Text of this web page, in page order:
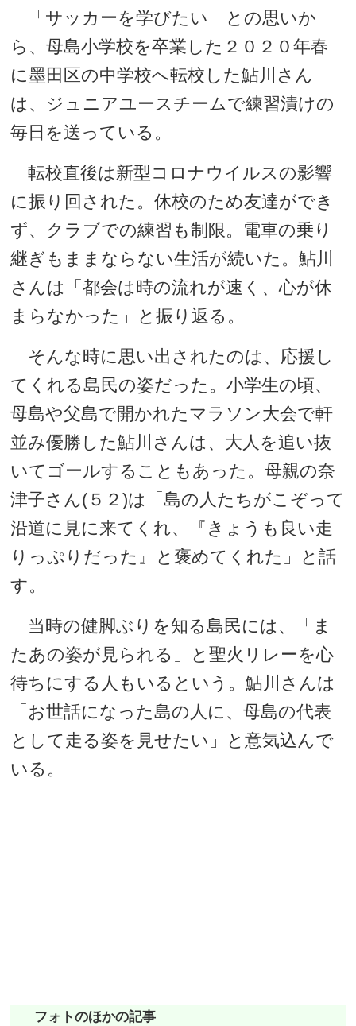
「サッカーを学びたい」との思いか
ら、母島小学校を卒業した２０２０年春
に墨田区の中学校へ転校した鮎川さん
は、ジュニアユースチームで練習漬けの
毎日を送っている。
転校直後は新型コロナウイルスの影響
に振り回された。休校のため友達ができ
ず、クラブでの練習も制限。電車の乗り
継ぎもままならない生活が続いた。鮎川
さんは「都会は時の流れが速く、心が休
まらなかった」と振り返る。
そんな時に思い出されたのは、応援し
てくれる島民の姿だった。小学生の頃、
母島や父島で開かれたマラソン大会で軒
並み優勝した鮎川さんは、大人を追い抜
いてゴールすることもあった。母親の奈
津子さん(５２)は「島の人たちがこぞって
沿道に見に来てくれ、『きょうも良い走
りっぷりだった』と褒めてくれた」と話
す。
当時の健脚ぶりを知る島民には、「ま
たあの姿が見られる」と聖火リレーを心
待ちにする人もいるという。鮎川さんは
「お世話になった島の人に、母島の代表
として走る姿を見せたい」と意気込んで
いる。
フォトのほかの記事